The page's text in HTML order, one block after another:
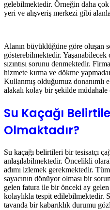
gelebilmektedir. Örneğin daha
yeri ve alışveriş merkezi gibi
Alanın büyüklüğüne göre oluşan
gösterebilmektedir. Yaşanabilecek
sızıntısı sorunu denmektedir.
hizmete kırma ve dökme
Kullanmış olduğumuz donanımlı
alakalı kolay bir şekilde
Su Kaçağı
Olmaktadır?
Su kaçağı belirtileri bir tesisatçı
anlaşılabilmektedir. Öncelikli
adımı izlemek gerekmektedir.
sayacının dönüyor olması bir
gelen fatura ile bir önceki ay
kolaylıkla tespit edilebilmektedir.
tavanda bir kabarıklık durumu